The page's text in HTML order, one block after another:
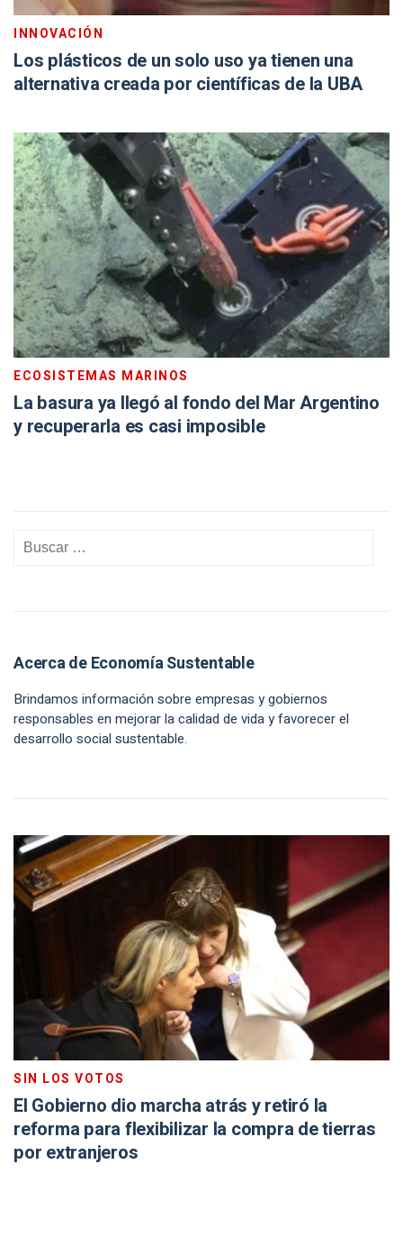
INNOVACIÓN
Los plásticos de un solo uso ya tienen una
alternativa creada por científicas de la UBA
ECOSISTEMAS MARINOS
La basura ya llegó al fondo del Mar Argentino
y recuperarla es casi imposible
Acerca de Economía Sustentable
Brindamos información sobre empresas y gobiernos
responsables en mejorar la calidad de vida y favorecer el
desarrollo social sustentable.
SIN LOS VOTOS
El Gobierno dio marcha atrás y retiró la
reforma para flexibilizar la compra de tierras
por extranjeros